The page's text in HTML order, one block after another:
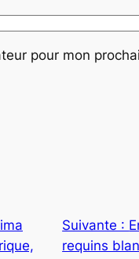
pour mon
Suivante :
requins